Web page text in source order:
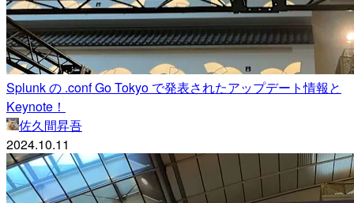
Splunk の .conf Go Tokyo で発表されたアップデート情報と
Keynote！
佐久間昇吾
2024.10.11